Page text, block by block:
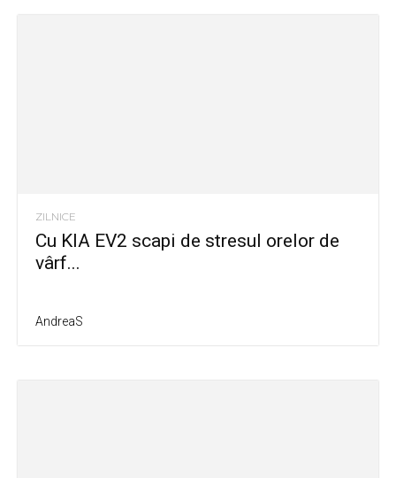
ZILNICE
Cu KIA EV2 scapi de stresul orelor de
vârf...
AndreaS